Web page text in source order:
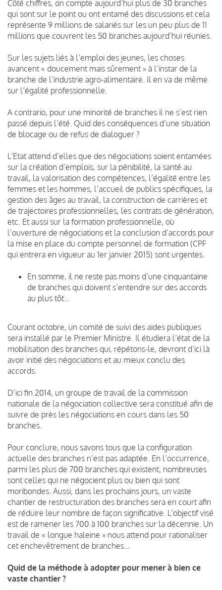
Côté chiffres, on compte aujourd’hui plus de 30 branches
qui sont sur le point ou ont entamé des discussions et cela
représente 9 millions de salariés sur les un peu plus de 11
millions que couvrent les 50 branches aujourd’hui réunies.
Sur les sujets liés à l’emploi des jeunes, les choses
avancent « doucement mais sûrement » à l’instar de la
branche de l’industrie agro-alimentaire. Il en va de même
sur l’égalité professionnelle.
A contrario, pour une minorité de branches il ne s’est rien
passé depuis l’été. Quid des conséquences d’une situation
de blocage ou de refus de dialoguer ?
L’Etat attend d’elles que des négociations soient entamées
sur la création d’emplois, sur la pénibilité, la santé au
travail, la valorisation des compétences, l’égalité entre les
femmes et les hommes, l’accueil de publics spécifiques, la
gestion des âges au travail, la construction de carrières et
de trajectoires professionnelles, les contrats de génération,
etc. Et aussi sur la formation professionnelle, où
l’ouverture de négociations et la conclusion d’accords pour
la mise en place du compte personnel de formation (CPF
qui entrera en vigueur au 1er janvier 2015) sont urgentes.
En somme, il ne reste pas moins d’une cinquantaine
de branches qui doivent s’entendre sur des accords
au plus tôt...
Courant octobre, un comité de suivi des aides publiques
sera installé par le Premier Ministre. Il étudiera l’état de la
mobilisation des branches qui, répétons-le, devront d’ici là
avoir initié des négociations et au mieux conclu des
accords.
D’ici fin 2014, un groupe de travail de la commission
nationale de la négociation collective sera constitué afin de
suivre de près les négociations en cours dans les 50
branches.
Pour conclure, nous savons tous que la configuration
actuelle des branches n’est pas adaptée. En l’occurrence,
parmi les plus de 700 branches qui existent, nombreuses
sont celles qui ne négocient plus ou bien qui sont
moribondes. Aussi, dans les prochains jours, un vaste
chantier de restructuration des branches sera en court afin
de réduire leur nombre de façon significative. L’objectif visé
est de ramener les 700 à 100 branches sur la décennie. Un
travail de « longue haleine » nous attend pour rationaliser
cet enchevêtrement de branches…
Quid de la méthode à adopter pour mener à bien ce
vaste chantier ?